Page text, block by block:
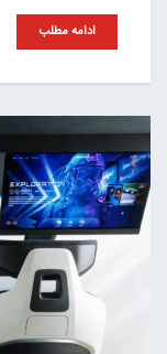
ادامه مطلب